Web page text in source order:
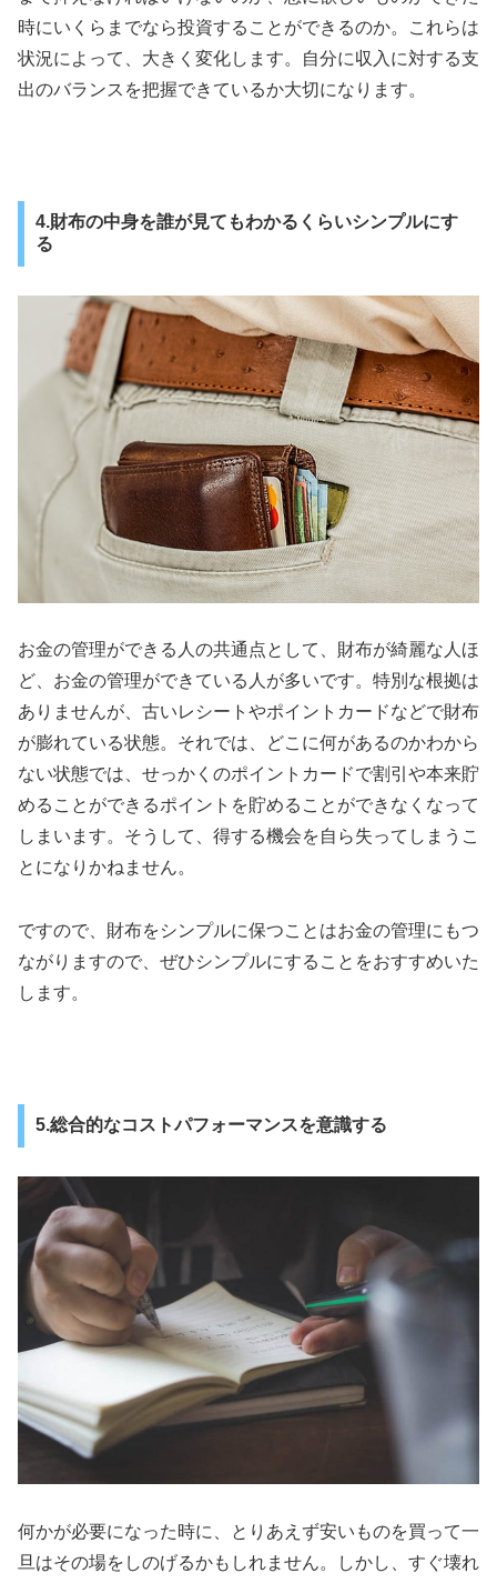
時にいくらまでなら投資することができるのか。これらは
状況によって、大きく変化します。自分に収入に対する支
出のバランスを把握できているか大切になります。
4.財布の中身を誰が見てもわかるくらいシンプルにす
る
お金の管理ができる人の共通点として、財布が綺麗な人ほ
ど、お金の管理ができている人が多いです。特別な根拠は
ありませんが、古いレシートやポイントカードなどで財布
が膨れている状態。それでは、どこに何があるのかわから
ない状態では、せっかくのポイントカードで割引や本来貯
めることができるポイントを貯めることができなくなって
しまいます。そうして、得する機会を自ら失ってしまうこ
とになりかねません。
ですので、財布をシンプルに保つことはお金の管理にもつ
ながりますので、ぜひシンプルにすることをおすすめいた
します。
5.総合的なコストパフォーマンスを意識する
何かが必要になった時に、とりあえず安いものを買って一
旦はその場をしのげるかもしれません。しかし、すぐ壊れ